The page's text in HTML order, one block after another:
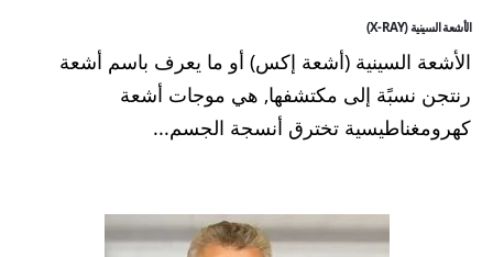
الأشعة السينية (X-RAY)
الأشعة السينية (أشعة إكس) أو ما يعرف باسم أشعة
رنتجن نسبًة إلى مكتشفها, هي موجات أشعة
كهرومغناطيسية تخترق أنسجة الجسم...